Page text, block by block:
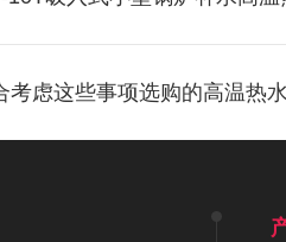
考虑这些事项选购的高温热